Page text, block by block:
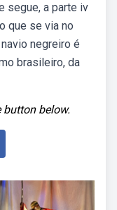
segue, a parte iv
que se via no
negreiro é
brasileiro, da
below.